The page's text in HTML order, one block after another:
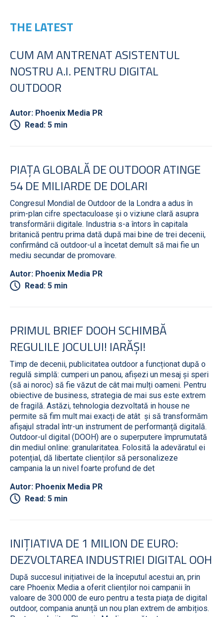
THE LATEST
CUM AM ANTRENAT ASISTENTUL
NOSTRU A.I. PENTRU DIGITAL
OUTDOOR
Autor: Phoenix Media PR
Read: 5 min
PIAȚA GLOBALĂ DE OUTDOOR ATINGE
54 DE MILIARDE DE DOLARI
Congresul Mondial de Outdoor de la Londra a adus în
prim-plan cifre spectaculoase și o viziune clară asupra
transformării digitale. Industria s-a întors în capitala
britanică pentru prima dată după mai bine de trei decenii,
confirmând că outdoor-ul a încetat demult să mai fie un
mediu secundar de promovare.
Autor: Phoenix Media PR
Read: 5 min
PRIMUL BRIEF DOOH SCHIMBĂ
REGULILE JOCULUI! IARĂȘI!
Timp de decenii, publicitatea outdoor a funcționat după o
regulă simplă: cumperi un panou, afișezi un mesaj și speri
(să ai noroc) să fie văzut de cât mai mulți oameni. Pentru
obiective de business, strategia de mai sus este extrem
de fragilă. Astăzi, tehnologia dezvoltată in house ne
permite să fim mult mai exacți de atât și să transformăm
afișajul stradal într-un instrument de performanță digitală.
Outdoor-ul digital (DOOH) are o superputere împrumutată
din mediul online: granularitatea. Folosită la adevăratul ei
potențial, dă libertate clienților să personalizeze
campania la un nivel foarte profund de det
Autor: Phoenix Media PR
Read: 5 min
INIȚIATIVA DE 1 MILION DE EURO:
DEZVOLTAREA INDUSTRIEI DIGITAL OOH
După succesul inițiativei de la începutul acestui an, prin
care Phoenix Media a oferit clienților noi campanii în
valoare de 300.000 de euro pentru a testa piața de digital
outdoor, compania anunță un nou plan extrem de ambițios.